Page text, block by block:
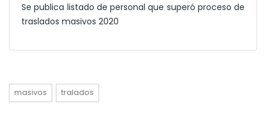
Se publica listado de personal que superó proceso de
traslados masivos 2020
masivos tralados